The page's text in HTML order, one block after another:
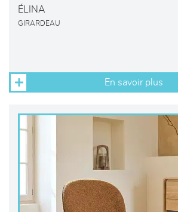
ÉLINA
GIRARDEAU
En savoir plus